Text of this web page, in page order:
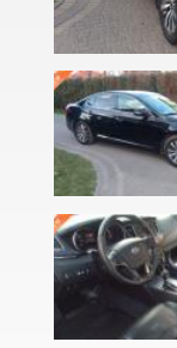
Cadenza
Carens I
Carens II
Carens III
Carens IV
Carnival I
Carnival II